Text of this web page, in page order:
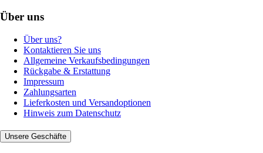
Über uns
Über uns?
Kontaktieren Sie uns
Allgemeine Verkaufsbedingungen
Rückgabe & Erstattung
Impressum
Zahlungsarten
Lieferkosten und Versandoptionen
Hinweis zum Datenschutz
Unsere Geschäfte